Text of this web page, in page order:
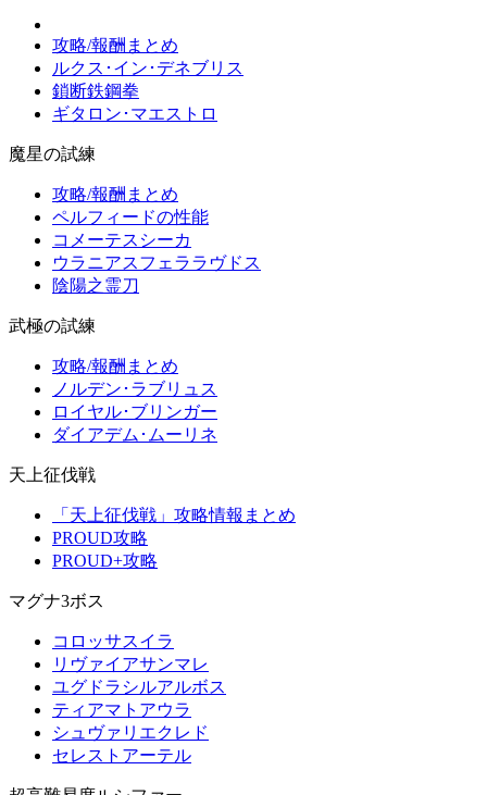
攻略/報酬まとめ
ルクス･イン･デネブリス
鎖断鉄鋼拳
ギタロン･マエストロ
魔星の試練
攻略/報酬まとめ
ペルフィードの性能
コメーテスシーカ
ウラニアスフェララヴドス
陰陽之霊刀
武極の試練
攻略/報酬まとめ
ノルデン･ラブリュス
ロイヤル･ブリンガー
ダイアデム･ムーリネ
天上征伐戦
「天上征伐戦」攻略情報まとめ
PROUD攻略
PROUD+攻略
マグナ3ボス
コロッサスイラ
リヴァイアサンマレ
ユグドラシルアルボス
ティアマトアウラ
シュヴァリエクレド
セレストアーテル